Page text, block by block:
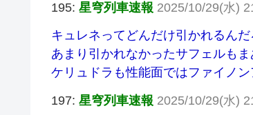
195: 星穹列車速報 2025/10/29(水)
キュレネってどんだけ引かれるんだ
あまり引かれなかったサフェルも
ケリュドラも性能面ではファイノ
197: 星穹列車速報 2025/10/29(水)